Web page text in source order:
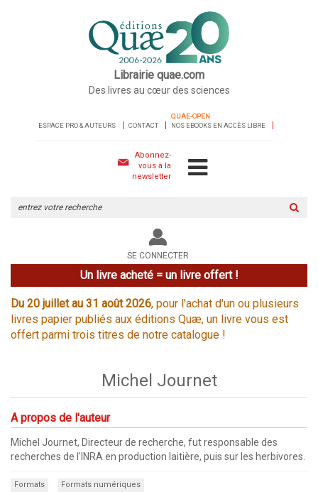
Librairie quae.com
Des livres au cœur des sciences
ESPACE PRO & AUTEURS CONTACT
QUAE-OPEN
NOS EBOOKS EN ACCÈS LIBRE
Abonnez-
vous à la
newsletter
le
site
SE CONNECTER
Un livre acheté = un livre offert !
Du 20 juillet au 31 août 2026, pour l'achat d'un ou plusieurs
livres papier publiés aux éditions Quæ, un livre vous est
offert parmi trois titres de notre catalogue !
Michel Journet
A propos de l'auteur
Michel Journet, Directeur de recherche, fut responsable des
recherches de l'INRA en production laitière, puis sur les herbivores.
Formats Formats numériques